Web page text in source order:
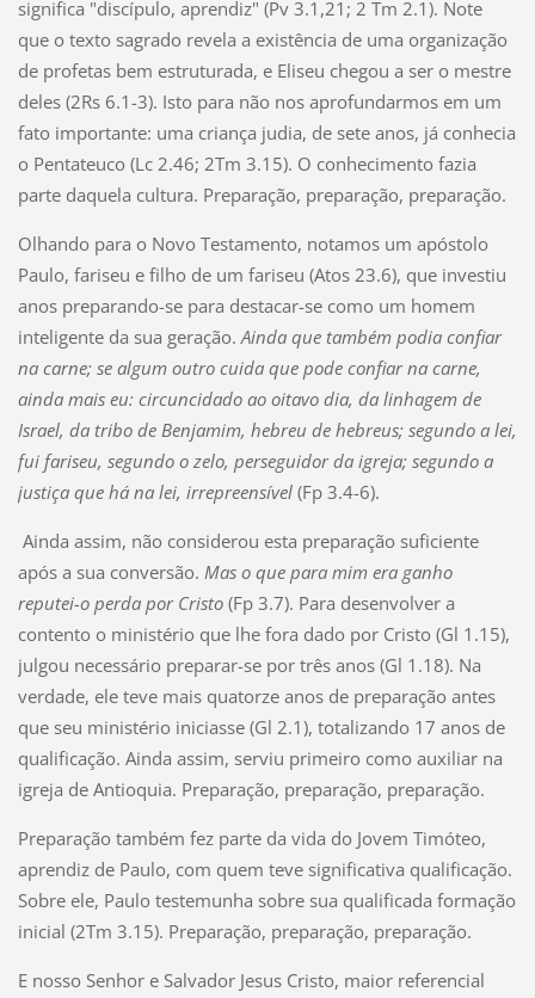
significa "discípulo, aprendiz" (Pv 3.1,21; 2 Tm 2.1). Note
que o texto sagrado revela a existência de uma organização
de profetas bem estruturada, e Eliseu chegou a ser o mestre
deles (2Rs 6.1-3). Isto para não nos aprofundarmos em um
fato importante: uma criança judia, de sete anos, já conhecia
o Pentateuco (Lc 2.46; 2Tm 3.15). O conhecimento fazia
parte daquela cultura. Preparação, preparação, preparação.
Olhando para o Novo Testamento, notamos um apóstolo
Paulo, fariseu e filho de um fariseu (Atos 23.6), que investiu
anos preparando-se para destacar-se como um homem
inteligente da sua geração.Ainda que também podia confiar
na carne; se algum outro cuida que pode confiar na carne,
ainda mais eu: circuncidado ao oitavo dia, da linhagem de
Israel, da tribo de Benjamim, hebreu de hebreus; segundo a lei,
fui fariseu, segundo o zelo, perseguidor da igreja; segundo a
justiça que há na lei, irrepreensível (Fp 3.4-6).
Ainda assim, não considerou esta preparação suficiente
após a sua conversão. Mas o que para mim era ganho
reputei-o perda por Cristo (Fp 3.7). Para desenvolver a
contento o ministério que lhe fora dado por Cristo (Gl 1.15),
julgou necessário preparar-se por três anos (Gl 1.18). Na
verdade, ele teve mais quatorze anos de preparação antes
que seu ministério iniciasse (Gl 2.1), totalizando 17 anos de
qualificação. Ainda assim, serviu primeiro como auxiliar na
igreja de Antioquia. Preparação, preparação, preparação.
Preparação também fez parte da vida do Jovem Timóteo,
aprendiz de Paulo, com quem teve significativa qualificação.
Sobre ele, Paulo testemunha sobre sua qualificada formação
inicial (2Tm 3.15). Preparação, preparação, preparação.
E nosso Senhor e Salvador Jesus Cristo, maior referencial